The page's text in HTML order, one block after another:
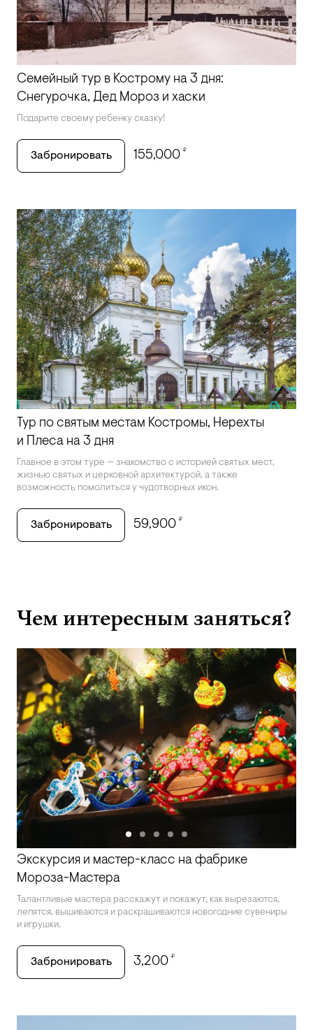
Семейный тур в Кострому на 3 дня:
Снегурочка, Дед Мороз и хаски
Подарите своему ребенку сказку!
Забронировать 155,000 ₽
Тур по святым местам Костромы, Нерехты
и Плеса на 3 дня
Главное в этом туре — знакомство с историей святых мест,
жизнью святых и церковной архитектурой, а также
возможность помолиться у чудотворных икон.
Забронировать 59,900 ₽
Чем интересным заняться?
Экскурсия и мастер-класс на фабрике
Мороза-Мастера
Талантливые мастера расскажут и покажут, как вырезаются,
лепятся, вышиваются и раскрашиваются новогодние сувениры
и игрушки.
Забронировать 3,200 ₽